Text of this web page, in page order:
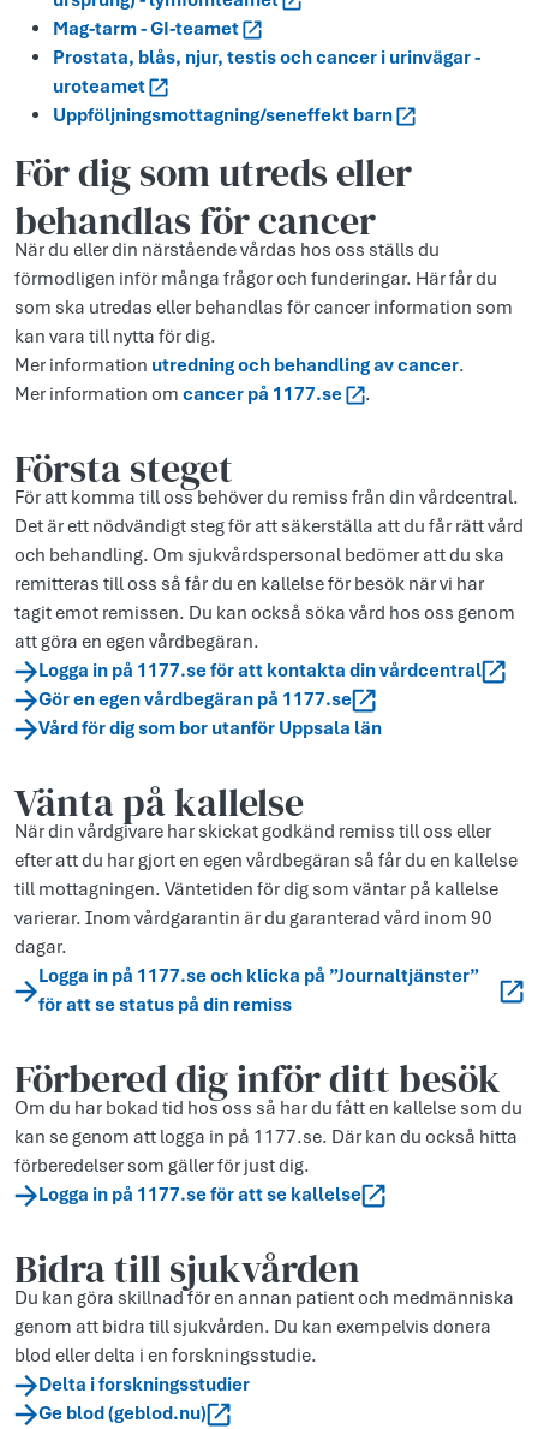
Mag-tarm - GI-teamet
Prostata, blås, njur, testis och cancer i urinvägar -
uroteamet
Uppföljningsmottagning/seneffekt barn
För dig som utreds eller
behandlas för cancer
När du eller din närstående vårdas hos oss ställs du
förmodligen inför många frågor och funderingar. Här får du
som ska utredas eller behandlas för cancer information som
kan vara till nytta för dig.
Mer information utredning och behandling av cancer.
Mer information om cancer på 1177.se .
Första steget
För att komma till oss behöver du remiss från din vårdcentral.
Det är ett nödvändigt steg för att säkerställa att du får rätt vård
och behandling. Om sjukvårdspersonal bedömer att du ska
remitteras till oss så får du en kallelse för besök när vi har
tagit emot remissen. Du kan också söka vård hos oss genom
att göra en egen vårdbegäran.
Logga in på 1177.se för att kontakta din vårdcentral
Gör en egen vårdbegäran på 1177.se
Vård för dig som bor utanför Uppsala län
Vänta på kallelse
När din vårdgivare har skickat godkänd remiss till oss eller
efter att du har gjort en egen vårdbegäran så får du en kallelse
till mottagningen. Väntetiden för dig som väntar på kallelse
varierar. Inom vårdgarantin är du garanterad vård inom 90
dagar.
Logga in på 1177.se och klicka på ”Journaltjänster”
för att se status på din remiss
Förbered dig inför ditt besök
Om du har bokad tid hos oss så har du fått en kallelse som du
kan se genom att logga in på 1177.se. Där kan du också hitta
förberedelser som gäller för just dig.
Logga in på 1177.se för att se kallelse
Bidra till sjukvården
Du kan göra skillnad för en annan patient och medmänniska
genom att bidra till sjukvården. Du kan exempelvis donera
blod eller delta i en forskningsstudie.
Delta i forskningsstudier
Ge blod (geblod.nu)